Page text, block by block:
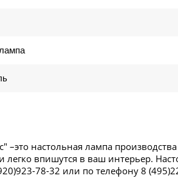
–это настольная лампа
легко впишутся в ваш интерьер.
78-32 или по телефону 8 (495